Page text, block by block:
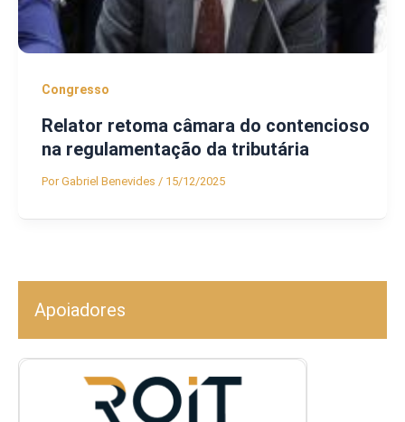
Congresso
Relator retoma câmara do contencioso
na regulamentação da tributária
PorGabriel Benevides / 15/12/2025
Apoiadores